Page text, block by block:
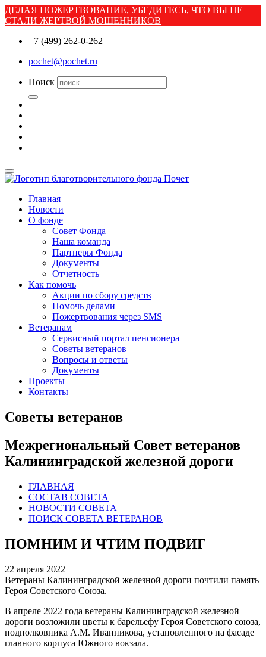
ДЕЛАЯ ПОЖЕРТВОВАНИЕ, УБЕДИТЕСЬ, ЧТО ВЫ НЕ
СТАЛИ ЖЕРТВОЙ МОШЕННИКОВ
+7 (499) 262-0-262
pochet@pochet.ru
Поиск
Главная
Новости
О фонде
Совет Фонда
Наша команда
Партнеры Фонда
Документы
Отчетность
Как помочь
Акции по сбору средств
Помочь делами
Пожертвования через SMS
Ветеранам
Сервисный портал пенсионера
Советы ветеранов
Вопросы и ответы
Документы
Проекты
Контакты
Советы ветеранов
Межрегиональный Совет ветеранов
Калининградской железной дороги
ГЛАВНАЯ
СОСТАВ СОВЕТА
НОВОСТИ СОВЕТА
ПОИСК СОВЕТА ВЕТЕРАНОВ
ПОМНИМ И ЧТИМ ПОДВИГ
22 апреля 2022
Ветераны Калининградской железной дороги почтили память
Героя Советского Союза.
В апреле 2022 года ветераны Калининградской железной
дороги возложили цветы к барельефу Героя Советского союза,
подполковника А.М. Иванникова, установленного на фасаде
главного корпуса Южного вокзала.